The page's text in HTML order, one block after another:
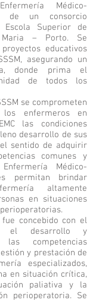
Médico-
de un consorcio
Superior de
– Porto. Se
educativos
asegurando un
donde prima el
de todos los
se comprometen
enfermeros en
las condiciones
desarrollo de sus
sentido de adquirir
comunes y
Médico-
permitan brindar
altamente
en situaciones
concebido con el
el desarrollo y
las competencias
y prestación de
especializados,
en situación crítica,
paliativa y la
perioperatoria. Se